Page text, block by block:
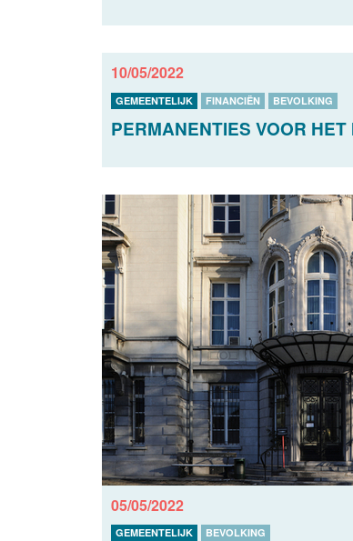
10/05/2022
GEMEENTELIJK FINANCIËN BEVOLKING
PERMANENTIES VOOR
05/05/2022
GEMEENTELIJK BEVOLKING